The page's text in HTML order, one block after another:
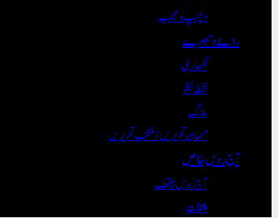
دلچسپ و عجیب
رائے و تبصرے
لکھاری
نقطہ نظر
بلاگ
مہمان تحریریں / منتخب تحریریں
آج روس خاص
آج روس بیٹھک
ملقات